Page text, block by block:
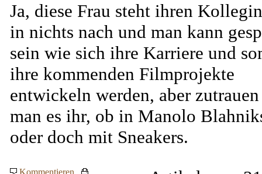
Ja, diese Frau steht ihren
in nichts nach und man kann
sein wie sich ihre Karriere und
ihre kommenden Filmprojekte
entwickeln werden, aber
man es ihr, ob in Manolo
oder doch mit Sneakers.
Kommentieren